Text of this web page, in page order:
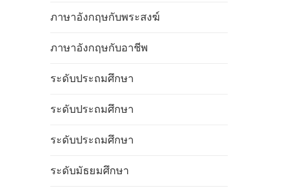
ภาษาอังกฤษกับพระสงฆ์
ภาษาอังกฤษกับอาชีพ
ระดับประถมศึกษา
ระดับประถมศึกษา
ระดับประถมศึกษา
ระดับมัธยมศึกษา